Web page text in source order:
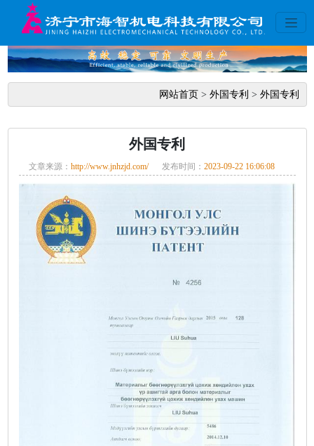
网站首页> 外国专利 > 外国专利
外国专利
文章来源： http://www.jnhzjd.com/ 发布时间： 2023-09-22 16:06:08